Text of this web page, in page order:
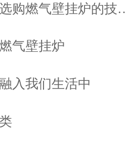
购燃气壁挂炉的技
气壁挂炉
入我们生活中